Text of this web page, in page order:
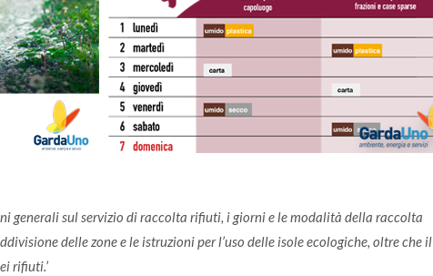
generali sul servizio di raccolta rifiuti, i giorni e le modalità della raccolta
delle zone e le istruzioni per l’uso delle isole ecologiche, oltre che il
rifiuti.’